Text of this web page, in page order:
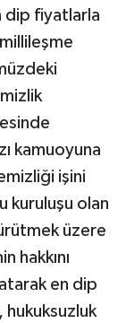
dip fiyatlarla
kamuoyuna
işini
kuruluşu olan
üzere
hakkını
en dip
hukuksuzluk